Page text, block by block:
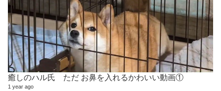
癒しのハル氏 ただ お鼻を入れるかわいい動画①
1 year ago